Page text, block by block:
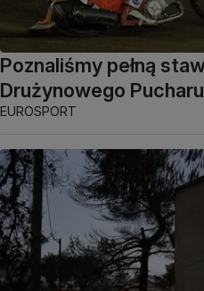
Poznaliśmy pełną
Drużynowego
EUROSPORT